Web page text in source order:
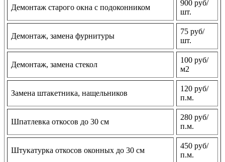
Демонтаж старого окна с подоконником
900 руб/
шт.
Демонтаж, замена фурнитуры
75 руб/
шт.
Демонтаж, замена стекол
100 руб/
м2
Замена штакетника, нащельников
120 руб/
п.м.
Шпатлевка откосов до 30 см
280 руб/
п.м.
Штукатурка откосов оконных до 30 см
450 руб/
п.м.